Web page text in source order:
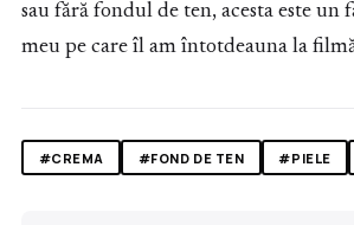
sau fără fondul de ten, acesta este un
meu pe care îl am întotdeauna la
#CREMA #FOND DE TEN #PIELE